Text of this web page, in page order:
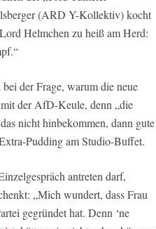
(ARD Y-Kollektiv) kocht
Helmchen zu heiß am Herd:
der Frage, warum die neue
der AfD-Keule, denn „die
nicht hinbekommen, dann gute
Pudding am Studio-Buffet.
antreten darf,
„Mich wundert, dass Frau
gegründet hat. Denn ‘ne